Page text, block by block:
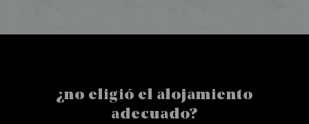
¿no eligió el alojamiento
adecuado?